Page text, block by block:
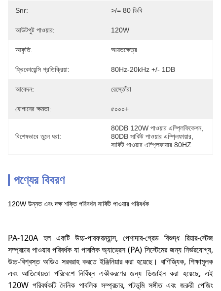
Snr: >/= 80 ডিবি
আউটপুট পাওয়ার: 120W
আকৃতি: আয়তক্ষেত্র
ফ্রিকোয়েন্সি প্রতিক্রিয়া: 80Hz-20kHz +/- 1DB
আবেদন: রেস্তোঁরা
যোগানের ক্ষমতা: ৫০০০+
বিশেষভাবে তুলে ধরা:
80DB 120W পাওয়ার এম্প্লিফিকেশন
80DB সার্কিট পাওয়ার এম্প্লিফায়ার
সার্কিট পাওয়ার এম্প্লিফায়ার 80HZ
পণ্যের বিবরণ
120W উন্নত এবং দক্ষ শক্তি পরিবর্ধন সার্কিট পাওয়ার পরিবর্ধক
PA-120A হল একটি উচ্চ-পারফরম্যান্স, পেশাদার-গ্রেড বিশুদ্ধ রিয়ার-স্টেজ
সম্প্রচার পাওয়ার পরিবর্ধক যা পাবলিক অ্যাড্রেস (PA) সিস্টেমের জন্য নির্ভরযোগ্য,
উচ্চ-বিশ্বস্ত অডিও সরবরাহ করতে ইঞ্জিনিয়ার করা হয়েছে। বাণিজ্যিক, শিক্ষামূলক
এবং আতিথেয়তা পরিবেশে নির্বিঘ্ন একীকরণের জন্য ডিজাইন করা হয়েছে, এই
120W পরিবর্ধকটি দৈনিক পাবলিক সম্প্রচার, পটভূমি সঙ্গীত এবং জরুরী পেজিং